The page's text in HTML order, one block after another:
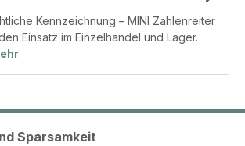
Kennzeichnung – MINI Zahlenreiter
Einsatz im Einzelhandel und Lager.
Sparsamkeit